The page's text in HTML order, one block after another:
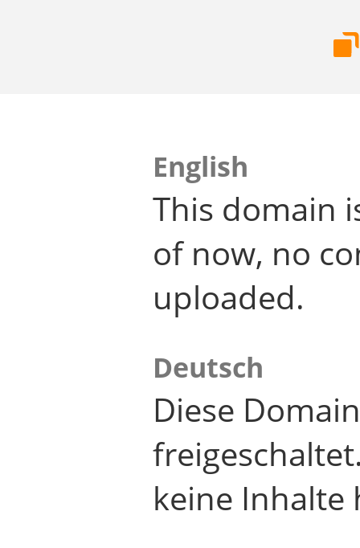
English
This domain
of now, no
uploaded.
Deutsch
Diese
keine Inhalte